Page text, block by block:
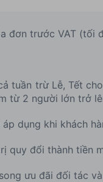
đơn trước VAT (tối
tuần trừ Lễ, Tết
từ 2 người lớn trở
dụng khi khách
quy đổi thành tiền
ưu đãi đối tác